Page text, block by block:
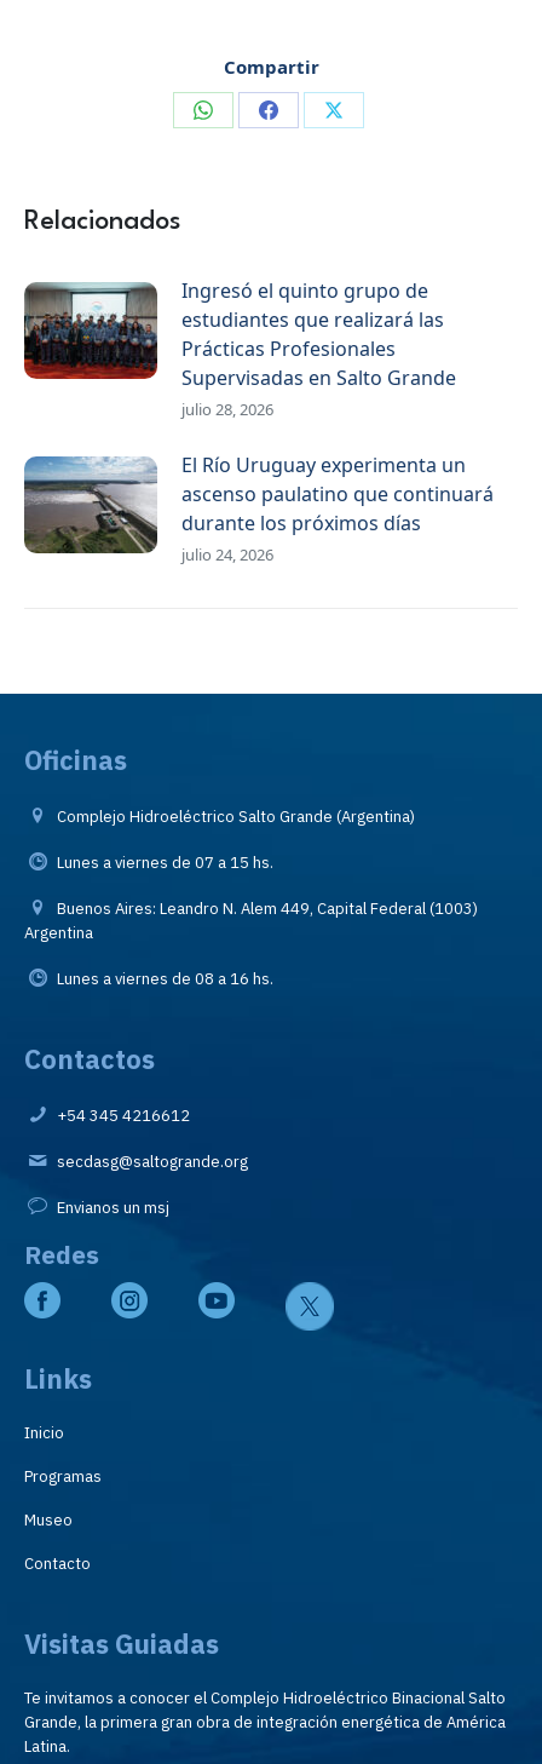
Compartir
CompartirCompartirCompartir
Relacionados
Ingresó el quinto grupo de
estudiantes que realizará las
Prácticas Profesionales
Supervisadas en Salto Grande
julio 28, 2026
El Río Uruguay experimenta un
ascenso paulatino que continuará
durante los próximos días
julio 24, 2026
Oficinas
Complejo Hidroeléctrico Salto Grande (Argentina)
Lunes a viernes de 07 a 15 hs.
Buenos Aires: Leandro N. Alem 449, Capital Federal (1003)
Argentina
Lunes a viernes de 08 a 16 hs.
Contactos
+54 345 4216612
secdasg@saltogrande.org
Envianos un msj
Redes
Links
Inicio
Programas
Museo
Contacto
Visitas Guiadas
Te invitamos a conocer el Complejo Hidroeléctrico Binacional Salto
Grande, la primera gran obra de integración energética de América
Latina.